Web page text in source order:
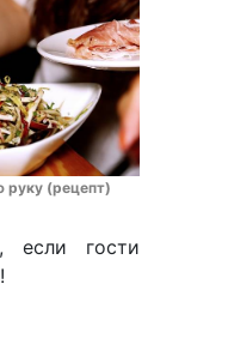
руку (рецепт)
если гости